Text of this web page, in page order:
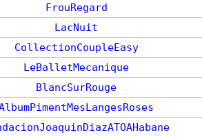
FrouRegard
LacNuit
CollectionCoupleEasy
LeBalletMecanique
BlancSurRouge